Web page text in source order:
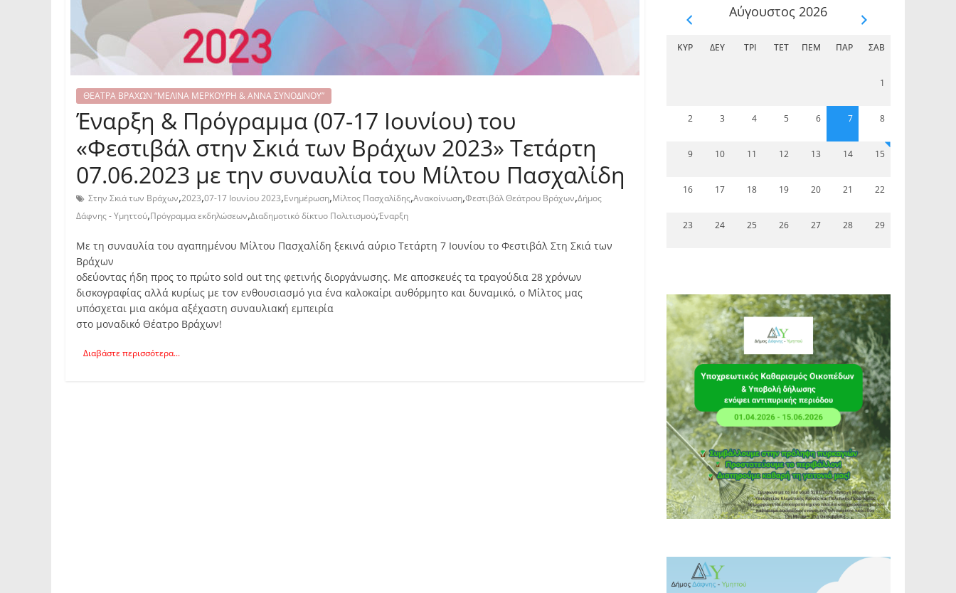
ΘΕΑΤΡΑ ΒΡΑΧΩΝ “ΜΕΛΙΝΑ ΜΕΡΚΟΥΡΗ & ΑΝΝΑ ΣΥΝΟΔΙΝΟΥ”
Έναρξη & Πρόγραμμα (07-17 Ιουνίου) του
«Φεστιβάλ στην Σκιά των Βράχων 2023» Τετάρτη
07.06.2023 με την συναυλία του Μίλτου Πασχαλίδη
Στην Σκιά των Βράχων,2023,07-17 Ιουνίου 2023,Ενημέρωση,Μίλτος Πασχαλίδης,Ανακοίνωση,Φεστιβάλ Θεάτρου Βράχων,Δήμος
Δάφνης - Υμηττού,Πρόγραμμα εκδηλώσεων,Διαδημοτικό δίκτυο Πολιτισμού,Έναρξη
Με τη συναυλία του αγαπημένου Μίλτου Πασχαλίδη ξεκινά αύριο Τετάρτη 7 Ιουνίου το Φεστιβάλ Στη Σκιά των
Βράχων
οδεύοντας ήδη προς το πρώτο sold out της φετινής διοργάνωσης. Με αποσκευές τα τραγούδια 28 χρόνων
δισκογραφίας αλλά κυρίως με τον ενθουσιασμό για ένα καλοκαίρι αυθόρμητο και δυναμικό, ο Μίλτος μας
υπόσχεται μια ακόμα αξέχαστη συναυλιακή εμπειρία
στο μοναδικό Θέατρο Βράχων!
Διαβάστε περισσότερα...
Αύγουστος 2026
ΚΥΡ ΔΕΥ ΤΡΊ ΤΕΤ ΠΈΜ ΠΑΡ ΣΆΒ
1
2 3 4 5 6 7 8
9 10 11 12 13 14 15
16 17 18 19 20 21 22
23 24 25 26 27 28 29